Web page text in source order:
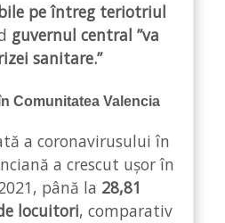
pe întreg teriotriul
guvernul central ”va
sanitare.”
Comunitatea Valencia
a coronavirusului în
a crescut ușor în
până la 28,81
locuitori, comparativ